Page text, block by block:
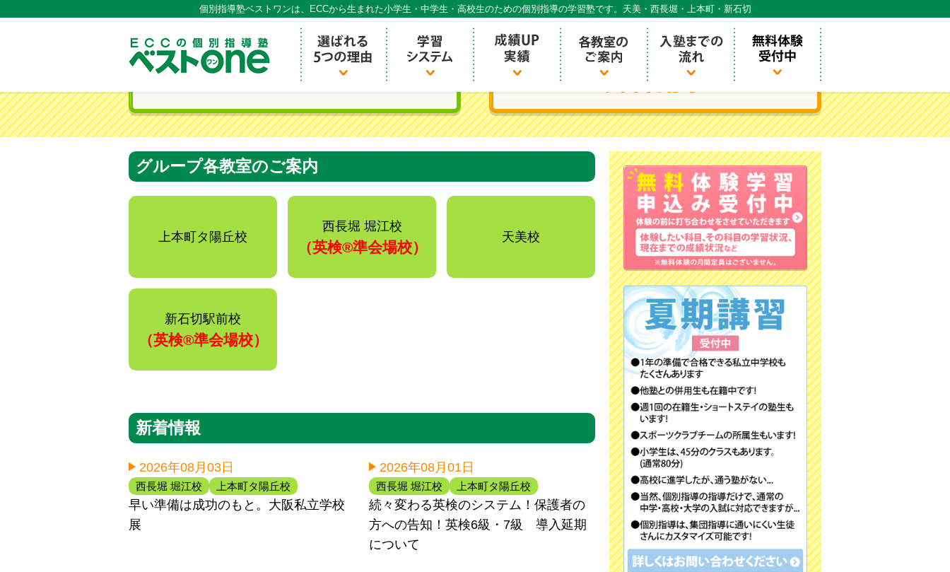
個別指導塾ベストワンは、ECCから生まれた小学生・中学生・高校生のための個別指導の学習塾です。天美・西長堀・上本町・新石切
ECCの個別指導ECCベストワン
グループ各教室のご案内
上本町タ陽丘校
西長堀 堀江校
（英検®️準会場校）
天美校
新石切駅前校
（英検®️準会場校）
新着情報
2026年08月03日
西長堀 堀江校 上本町タ陽丘校
早い準備は成功のもと。大阪私立学校
展
2026年08月01日
西長堀 堀江校 上本町タ陽丘校
続々変わる英検のシステム！保護者の
方への告知！英検6級・7級 導入延期
について